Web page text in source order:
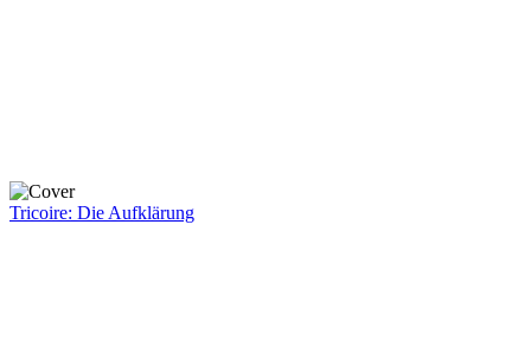
Tricoire: Die Aufklärung